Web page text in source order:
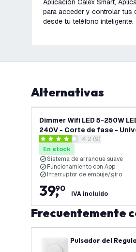
Aplicación Calex Smart,
para acceder y controlar tus
desde tu teléfono inteligente.
Alternativas
Dimmer Wifi LED 5-250W
240V - Corte de fase -
Completoabrir el panel de
4.2 estrellas de puntuación
4.2 (9)
En stock
Sistema de arranque suave
Funcionamiento con App
Interruptor de empuje/giro
39,
90
IVA incluido
Frecuentemente
Pulsador del